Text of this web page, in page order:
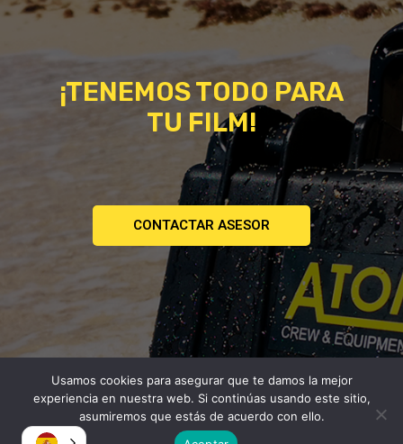
¡TENEMOS TODO PARA
TU FILM!
CONTACTAR ASESOR
Copyright © 2026
Atomica | Crew & Equipment Rental House.
Usamos cookies para asegurar que te damos la mejor
experiencia en nuestra web. Si continúas usando este sitio,
asumiremos que estás de acuerdo con ello.